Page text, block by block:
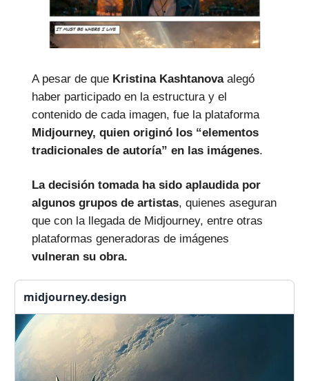
A pesar de que Kristina Kashtanovaalegó
haber participado en la estructura y el
contenido de cada imagen, fue la plataforma
Midjourney, quien originó los “elementos
tradicionales de autoría” en las imágenes.
La decisión tomada ha sido aplaudida por
algunos grupos de artistas, quienes aseguran
que con la llegada de Midjourney, entre otras
plataformas generadoras de imágenes
vulneran su obra.
midjourney.design